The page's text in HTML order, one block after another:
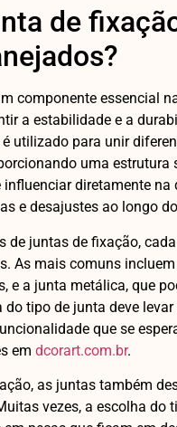
de
componente essencial
a estabilidade e a
utilizado para unir
uma estrutura
diretamente
e desajustes ao longo
de juntas de fixação,
As mais comuns
e a junta metálica, que
do tipo de junta deve
que se
em dcorart.com.br.
as juntas também
vezes, a escolha